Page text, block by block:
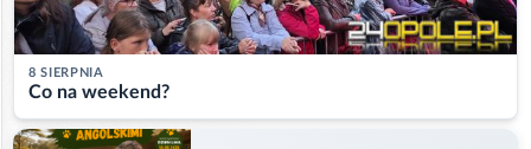
8 SIERPNIA
Co na weekend?